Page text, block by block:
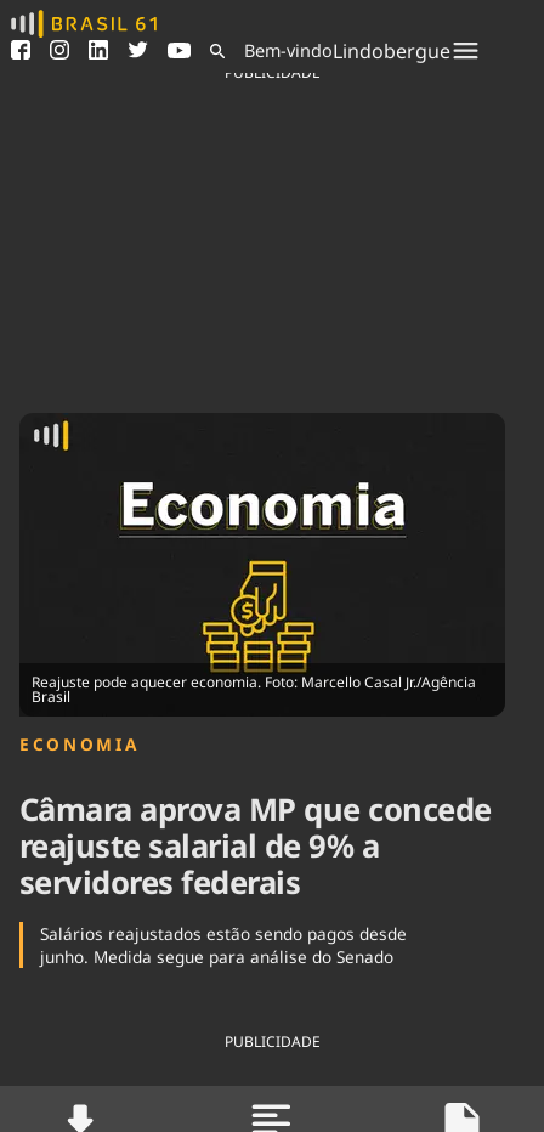
Ver todas as notícias
Podcasts
Indicadores
Agronegócios
Economia
Educação
Infraestrutura
Internacional
Podcast
Política
Saúde
Bem-vindoLindobergue
PUBLICIDADE
Reajuste pode aquecer economia. Foto: Marcello Casal Jr./Agência
Brasil
ECONOMIA
Câmara aprova MP que concede
reajuste salarial de 9% a
servidores federais
Salários reajustados estão sendo pagos desde
junho. Medida segue para análise do Senado
PUBLICIDADE